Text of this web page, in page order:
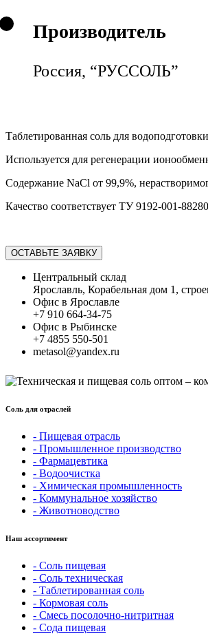
Производитель
Россия, “РУССОЛЬ”
Таблетированная соль для
Используется для регенерации
Содержание NaCl от 99,9%,
Качество соответствует ТУ 9192-001-
ОСТАВЬТЕ ЗАЯВКУ
Центральный склад
Ярославль, Корабельная дом 1,
Офис в Ярославле
+7 910 664-34-75
Офис в Рыбинске
+7 4855 550-501
metasol@yandex.ru
Соль для отраслей
- Пищевая отрасль
- Промышленное производство
- Фармацевтика
- Водоочистка
- Химическая промышленность
- Коммунальное хозяйство
- Животноводство
Наш ассортимент
- Соль пищевая
- Соль техническая
- Таблетированная соль
- Кормовая соль
- Смесь посолочно-нитритная
- Сода пищевая